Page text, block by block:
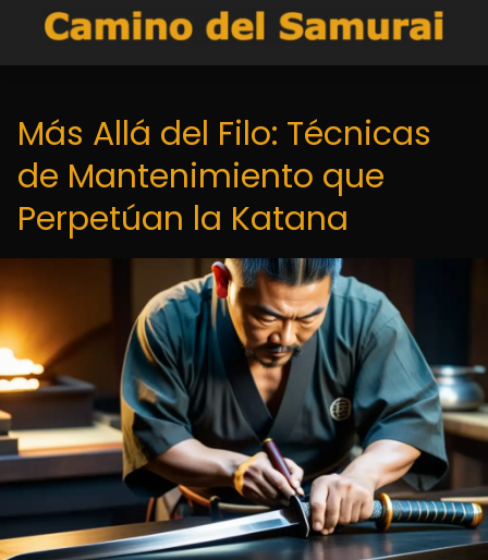
Más Allá del Filo: Técnicas
de Mantenimiento que
Perpetúan la Katana